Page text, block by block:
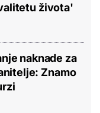
života'
naknade za
Znamo